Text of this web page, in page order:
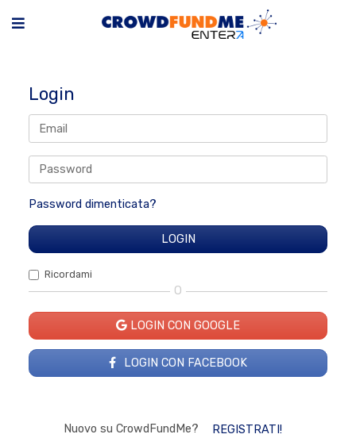
Login
Password dimenticata?
Ricordami
O
LOGIN CON GOOGLE
LOGIN CON FACEBOOK
Nuovo su CrowdFundMe? REGISTRATI!